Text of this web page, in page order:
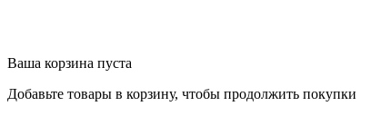
Ваша корзина пуста
Добавьте товары в корзину, чтобы продолжить покупки